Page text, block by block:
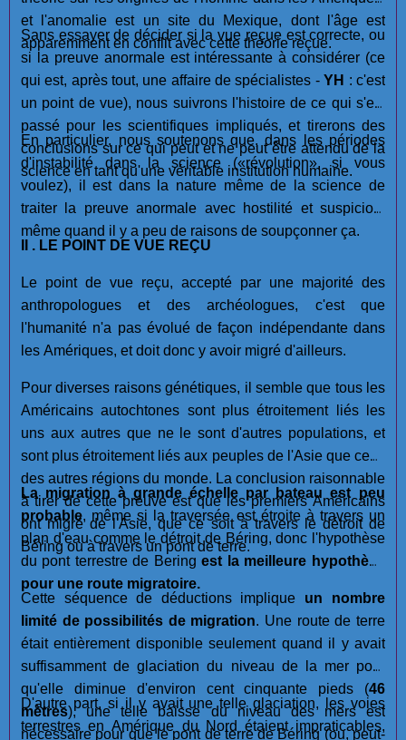
et l'anomalie est un site du Mexique, dont l'âge est
apparemment en conflit avec cette théorie reçue.
Sans essayer de décider si la vue reçue est correcte, ou
si la preuve anormale est intéressante à considérer (ce
qui est, après tout, une affaire de spécialistes - YH : c'est
un point de vue), nous suivrons l'histoire de ce qui s'est
passé pour les scientifiques impliqués, et tirerons des
conclusions sur ce qui peut et ne peut être attendu de la
science en tant qu'une véritable institution humaine.
En particulier, nous soutenons que, dans les périodes
d'instabilité dans la science («révolution», si vous
voulez), il est dans la nature même de la science de
traiter la preuve anormale avec hostilité et suspicion,
même quand il y a peu de raisons de soupçonner ça.
II . LE POINT DE VUE REÇU
Le point de vue reçu, accepté par une majorité des
anthropologues et des archéologues, c'est que
l'humanité n'a pas évolué de façon indépendante dans
les Amériques, et doit donc y avoir migré d'ailleurs.
Pour diverses raisons génétiques, il semble que tous les
Américains autochtones sont plus étroitement liés les
uns aux autres que ne le sont d'autres populations, et
sont plus étroitement liés aux peuples de l'Asie que ceux
des autres régions du monde. La conclusion raisonnable
à tirer de cette preuve est que les premiers Américains
ont migré de l'Asie, que ce soit à travers le détroit de
Béring ou à travers un pont de terre.
La migration à grande échelle par bateau est peu
probable, même si la traversée est étroite à travers un
plan d'eau comme le détroit de Béring, donc l'hypothèse
du pont terrestre de Bering est la meilleure hypothèse
pour une route migratoire.
Cette séquence de déductions implique un nombre
limité de possibilités de migration. Une route de terre
était entièrement disponible seulement quand il y avait
suffisamment de glaciation du niveau de la mer pour
qu'elle diminue d'environ cent cinquante pieds (46
mètres), une telle baisse du niveau des mers est
nécessaire pour que le pont de terre de Béring (ou, peut-
D'autre part, si il y avait une telle glaciation, les voies
terrestres en Amérique du Nord étaient impraticables,